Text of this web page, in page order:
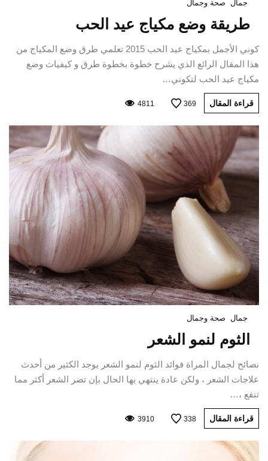
جمال صحة وجمال
طريقة وضع مكياج عيد الحب
كوني الأجمل بمكياج عيد الحب 2015 تعلمي طرق وضع المكياج من
هذا المقال الرائع الذي يشرح خطوة بخطوة طرق و كيفيات وضع
مكياج عيد الحب لتكوني…
قراءة المقال 369
4811
جمال صحة وجمال
الثوم لنمو الشعر
نصائح لجمال المراة فوائد الثوم لنمو الشعر يوجد الكثير من أحدث
علاجات الشعر ، ولكن عادة ينتهي بها الحال بإن تضر الشعر أكثر مما
تنفع ،…
قراءة المقال 338
3910